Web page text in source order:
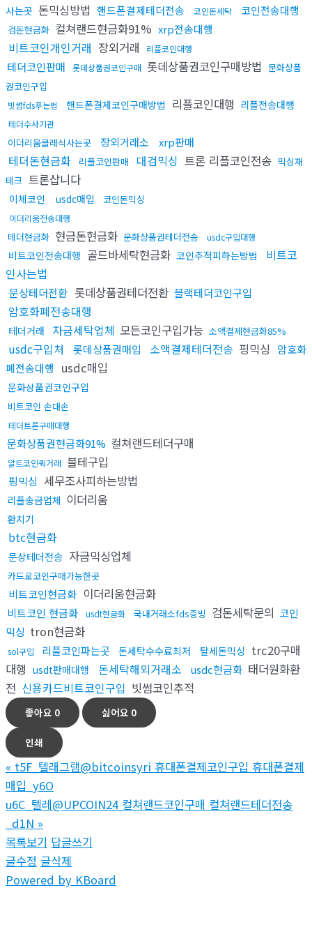
사는곳 돈믹싱방법 핸드폰결제테더전송 코인돈세탁 코인전송대행
검돈현금화 컬쳐랜드현금화91% xrp전송대행
비트코인개인거래 장외거래 리플코인대행
테더코인판매 롯데상품권코인구매 롯데상품권코인구매방법
문화상품
권코인구입
빗썸fds푸는법 핸드폰결제코인구매방법 리플코인대행 리플전송대행
테더수사기관
이더리움클레식사는곳 장외거래소 xrp판매
테더돈현금화 리플코인판매 대검믹싱 트론 리플코인전송 믹싱재
테크 트론삽니다
이체코인 usdc매입 코인돈믹싱
이더리움전송대행
테더현금화 현금돈현금화 문화상품권테더전송 usdc구입대행
비트코인전송대행 골드바세탁현금화 코인추적피하는방법
비트코
인사는법
문상테더전환 롯데상품권테더전환 블랙테더코인구입
암호화폐전송대행
테더거래 자금세탁업체 모든코인구입가능 소액결제현금화85%
usdc구입처 롯데상품권매입 소액결제테더전송 핑믹싱
암호화
폐전송대행
usdc매입
문화상품권코인구입
비트코인 손대손
테더트론구매대행
문화상품권현금화91% 컬쳐랜드테더구매
알트코인퀵거래 블테구입
핑믹싱 세무조사피하는방법
리플송금업체 이더리움
환치기
btc현금화
문상테더전송 자금믹싱업체
카드로코인구매가능한곳
비트코인현금화 이더리움현금화
비트코인 현금화 usdt현금화 국내거래소fds증빙 검돈세탁문의 코인
믹싱 tron현금화
sol구입 리플코인파는곳 돈세탁수수료최저 탈세돈믹싱 trc20구매
대행 usdt판매대행 돈세탁해외거래소 usdc현금화 태더원화환
전 신용카드비트코인구입 빗썸코인추적
좋아요 0 싫어요 0
인쇄
« t5F_텔래그램@bitcoinsyri 휴대폰결제코인구입 휴대폰결제
매입_y6O
u6C_텔레@UPCOIN24 컬쳐랜드코인구매 컬쳐랜드테더전송
_d1N »
목록보기 답글쓰기
글수정 글삭제
Powered by KBoard